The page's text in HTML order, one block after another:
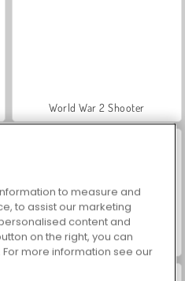
World War 2 Shooter
Car Parking City Duel
to measure and
to assist our marketing
content and
on the right, you can
more information see our